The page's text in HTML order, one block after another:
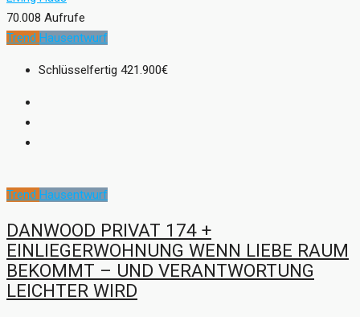
70.008 Aufrufe
Trend Hausentwurf
Schlüsselfertig 421.900€
Trend Hausentwurf
DANWOOD PRIVAT 174 +
EINLIEGERWOHNUNG WENN LIEBE RAUM
BEKOMMT – UND VERANTWORTUNG
LEICHTER WIRD